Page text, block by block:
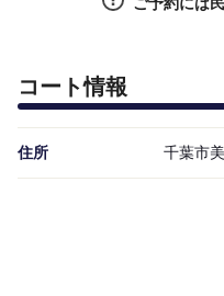
コート情報
住所 千葉市